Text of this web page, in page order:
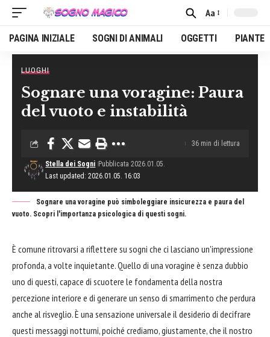
Font
Resizer
Aa
PAGINA INIZIALE SOGNI DI ANIMALI OGGETTI PIANTE
Home»Luoghi
LUOGHI
Sognare una voragine: Paura
del vuoto e instabilità
Last updated: 2026.01.05. 16:03
Stella dei Sogni Pubblicata 2026.01.05.
36 min di lettura
Sognare una voragine può simboleggiare insicurezza e paura del
vuoto. Scopri l'importanza psicologica di questi sogni.
È comune ritrovarsi a riflettere su sogni che ci lasciano un'impressione
profonda, a volte inquietante. Quello di una voragine è senza dubbio
uno di questi, capace di scuotere le fondamenta della nostra
percezione interiore e di generare un senso di smarrimento che perdura
anche al risveglio. È una sensazione universale il desiderio di decifrare
questi messaggi notturni, poiché crediamo, giustamente, che il nostro